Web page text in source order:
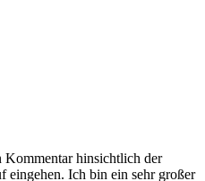
Kommentar hinsichtlich der
eingehen. Ich bin ein sehr großer